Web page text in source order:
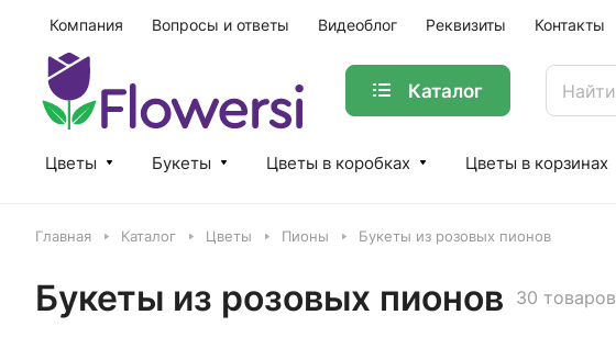
Компания Вопросы и ответы Видеоблог Реквизиты Контакты
Каталог
Цветы Букеты Цветы в коробках Цветы в корзинах
Главная Каталог Цветы Пионы Букеты из розовых пионов
Букеты из розовых пионов 30 товаров